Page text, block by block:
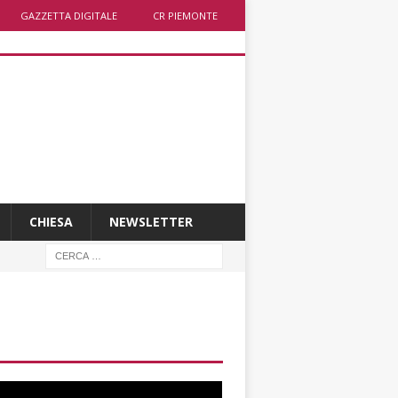
GAZZETTA DIGITALE CR PIEMONTE
CHIESA NEWSLETTER